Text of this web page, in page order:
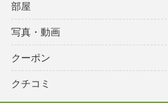
部屋
写真・動画
クーポン
クチコミ